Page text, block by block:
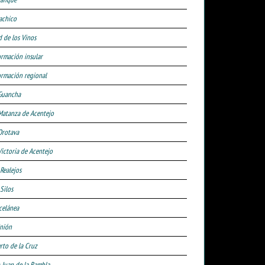
de los Vinos
insular
regional
de Acentejo
de Acentejo
de la Cruz